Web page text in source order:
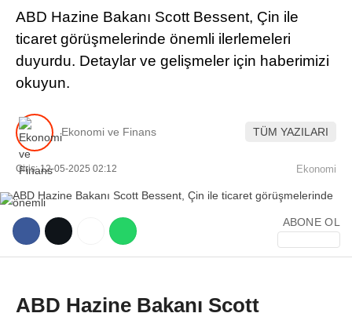
WhatsApp İhbar Hattı
Facebook
KRIPTO
SEKTÖRLER
ABD Hazine Bakanı Scott Bessent, Çin ile
ticaret görüşmelerinde önemli ilerlemeleri
duyurdu. Detaylar ve gelişmeler için haberimizi
okuyun.
Ekonomi ve Finans TÜM YAZILARI
Giriş: 12-05-2025 02:12 Ekonomi
ABONE OL
ABD Hazine Bakanı Scott